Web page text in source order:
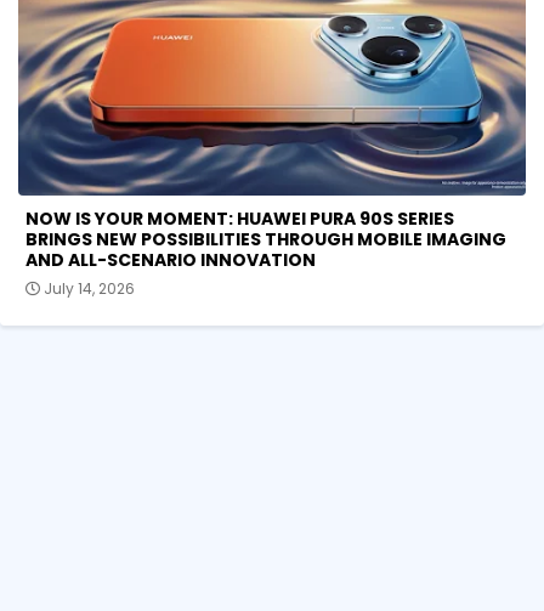
NOW IS YOUR MOMENT: HUAWEI PURA 90S SERIES
BRINGS NEW POSSIBILITIES THROUGH MOBILE IMAGING
AND ALL-SCENARIO INNOVATION
July 14, 2026